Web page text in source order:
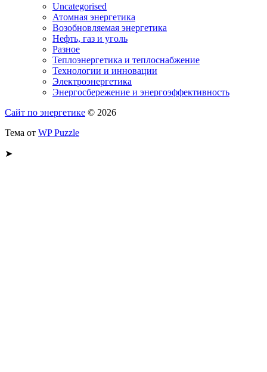
Uncategorised
Атомная энергетика
Возобновляемая энергетика
Нефть, газ и уголь
Разное
Теплоэнергетика и теплоснабжение
Технологии и инновации
Электроэнергетика
Энергосбережение и энергоэффективность
Сайт по энергетике © 2026
Тема от WP Puzzle
➤